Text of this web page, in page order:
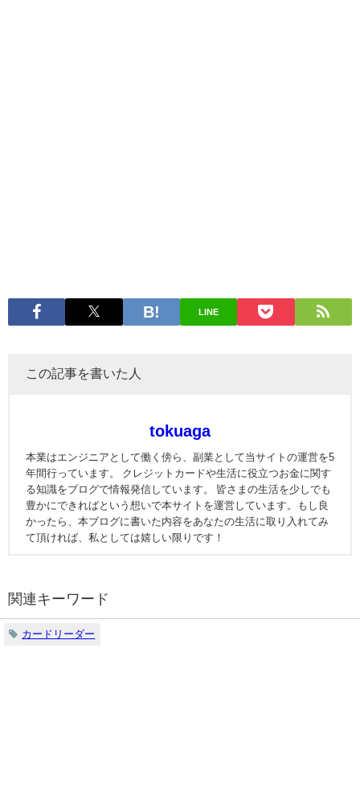
LINE
この記事を書いた人
tokuaga
本業はエンジニアとして働く傍ら、副業として当サイトの運営を5
年間行っています。 クレジットカードや生活に役立つお金に関す
る知識をブログで情報発信しています。 皆さまの生活を少しでも
豊かにできればという想いで本サイトを運営しています。もし良
かったら、本ブログに書いた内容をあなたの生活に取り入れてみ
て頂ければ、私としては嬉しい限りです！
関連キーワード
カードリーダー